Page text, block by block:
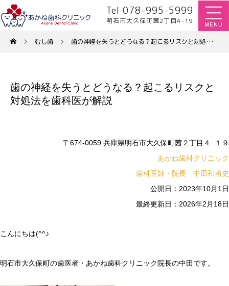
Tel 078-995-5999
明石市大久保町茜2丁目4-19
むし歯 歯の神経を失うとどうなる？起こるリスクと対処法を歯科医が解説
歯の神経を失うとどうなる？起こるリスクと
対処法を歯科医が解説
〒674-0059 兵庫県明石市大久保町茜２丁目４−１９
あかね歯科クリニック
歯科医師・院長 中田和甫史
公開日：2023年10月1日
最終更新日：2026年2月18日
こんにちは(^^♪
明石市大久保町の歯医者・あかね歯科クリニック院長の中田です。